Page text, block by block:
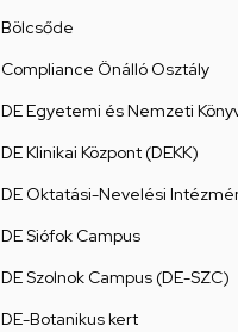
Bölcsőde
Compliance Önálló Osztály
DE Egyetemi és Nemzeti
DE Klinikai Központ (DEKK)
DE Oktatási-Nevelési
DE Siófok Campus
DE Szolnok Campus (DE-SZC)
DE-Botanikus kert